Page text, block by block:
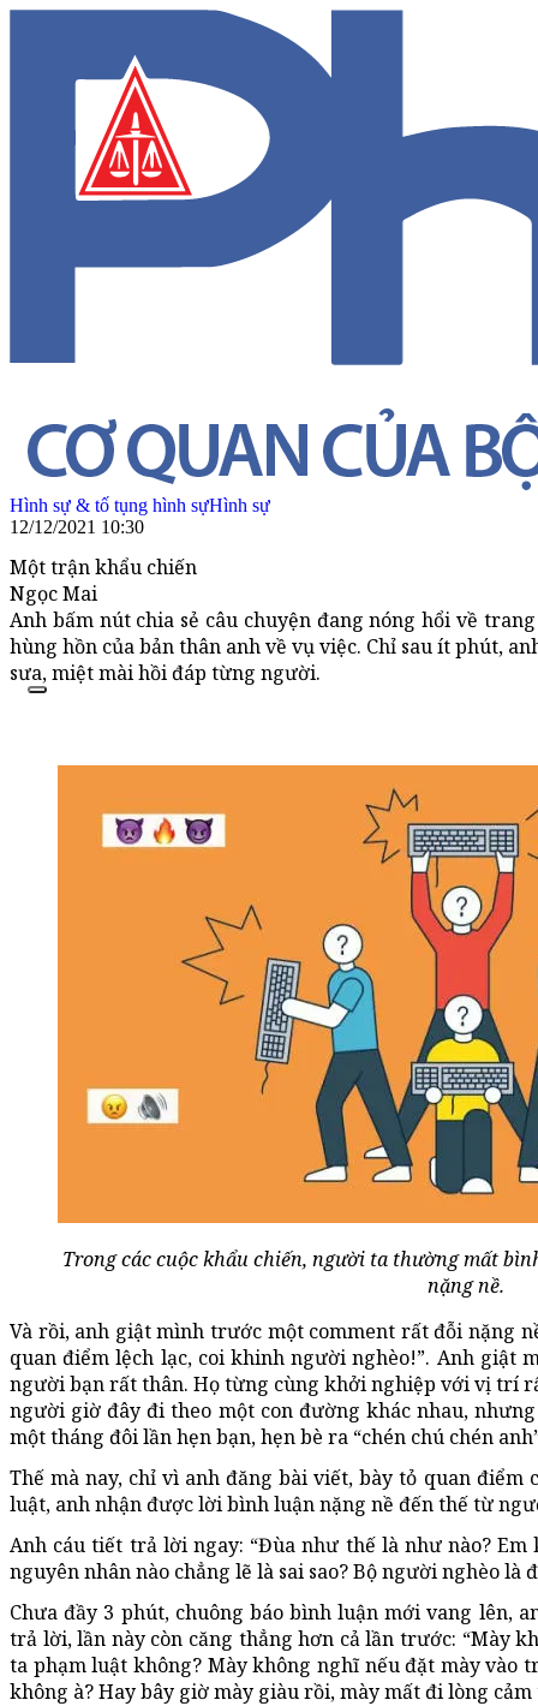
Hình sự & tố tụng hình sựHình sự
12/12/2021 10:30
Một trận khẩu chiến
Ngọc Mai
Anh bấm nút chia sẻ câu chuyện đang nóng hổi về
hùng hồn của bản thân anh về vụ việc. Chỉ sau ít phút,
sưa, miệt mài hồi đáp từng người.
Trong các cuộc khẩu chiến, người ta thường mất
nặng nề.
Và rồi, anh giật mình trước một comment rất đỗi nặng
quan điểm lệch lạc, coi khinh người nghèo!”. Anh giật
người bạn rất thân. Họ từng cùng khởi nghiệp với vị trí
người giờ đây đi theo một con đường khác nhau,
một tháng đôi lần hẹn bạn, hẹn bè ra “chén chú chén
Thế mà nay, chỉ vì anh đăng bài viết, bày tỏ quan
luật, anh nhận được lời bình luận nặng nề đến thế từ
Anh cáu tiết trả lời ngay: “Đùa như thế là như nào?
nguyên nhân nào chẳng lẽ là sai sao? Bộ người nghèo là
Chưa đầy 3 phút, chuông báo bình luận mới vang lên,
trả lời, lần này còn căng thẳng hơn cả lần trước: “Mày
ta phạm luật không? Mày không nghĩ nếu đặt mày vào
không à? Hay bây giờ mày giàu rồi, mày mất đi lòng